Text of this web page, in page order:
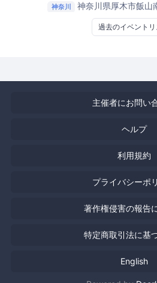
神奈川 神奈川県厚木市飯山
行場（東京工芸大厚木キャ
過去のイベントリ
主催者にお問い
ヘルプ
利用規約
プライバシーポ
著作権侵害の報告
特定商取引法に基
English